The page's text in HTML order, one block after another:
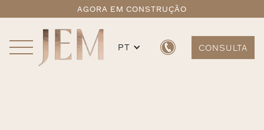
PT CONSULTA
AGORA EM CONSTRUÇÃO